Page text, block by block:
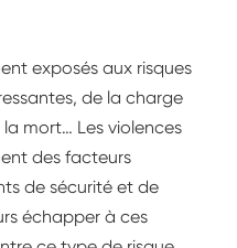
exposés aux risques
de la charge
mort… Les violences
des facteurs
de sécurité et de
échapper à ces